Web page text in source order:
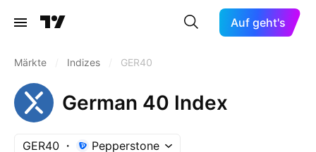
Auf geht's
Märkte Indizes GER40
German 40 Index
GER40 Pepperstone